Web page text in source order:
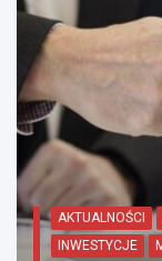
AKTUALNOŚCI